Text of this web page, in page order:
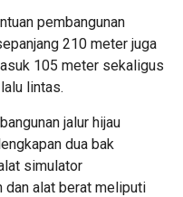
pembangunan
210 meter juga
105 meter sekaligus
lintas.
jalur hijau
dua bak
simulator
dan alat berat meliputi